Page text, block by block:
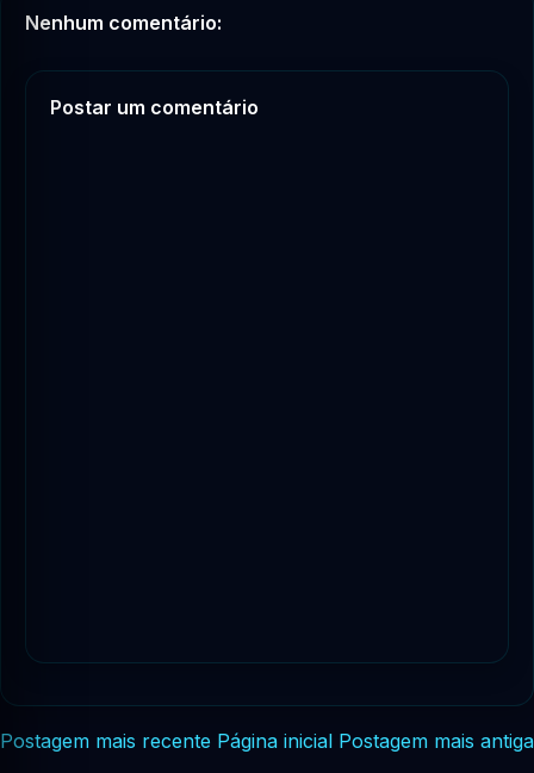
Nenhum comentário:
Postar um comentário
Postagem mais recente Postagem mais antiga
Página inicial